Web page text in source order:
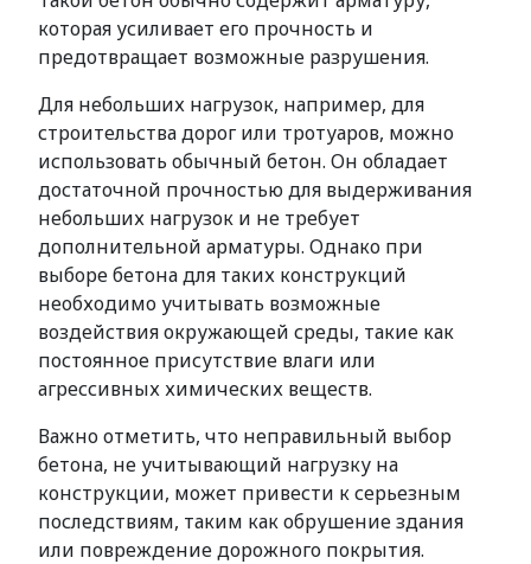
которая усиливает его прочность и
предотвращает возможные разрушения.
Для небольших нагрузок, например, для
строительства дорог или тротуаров, можно
использовать обычный бетон. Он обладает
достаточной прочностью для выдерживания
небольших нагрузок и не требует
дополнительной арматуры. Однако при
выборе бетона для таких конструкций
необходимо учитывать возможные
воздействия окружающей среды, такие как
постоянное присутствие влаги или
агрессивных химических веществ.
Важно отметить, что неправильный выбор
бетона, не учитывающий нагрузку на
конструкции, может привести к серьезным
последствиям, таким как обрушение здания
или повреждение дорожного покрытия.